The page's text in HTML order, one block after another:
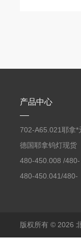
产品中心
702-A65.021耶拿*
素分析仪反应罐
德国耶拿钨灯现货
480-450.008 /480-
450.008C耶拿镉Cd
480-450.041/480-
包邮
版权所有 © 2026